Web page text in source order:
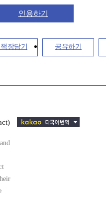
인용하기
장담기 공유하기